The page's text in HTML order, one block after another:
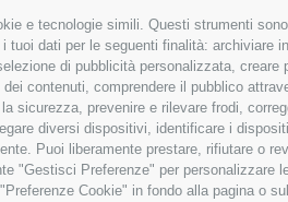
e tecnologie simili. Questi strumenti
tuoi dati per le seguenti finalità:
di pubblicità personalizzata,
contenuti, comprendere il pubblico
sicurezza, prevenire e rilevare frodi,
diversi dispositivi, identificare i
Puoi liberamente prestare, rifiutare o
"Gestisci Preferenze" per
Cookie" in fondo alla pagina o